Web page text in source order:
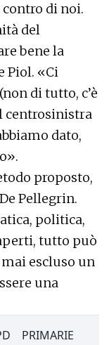
contro di noi.
del
bene la
Piol. «Ci
di tutto, c’è
centrosinistra
dato,
proposto,
Pellegrin.
politica,
tutto può
escluso un
una
PRIMARIE